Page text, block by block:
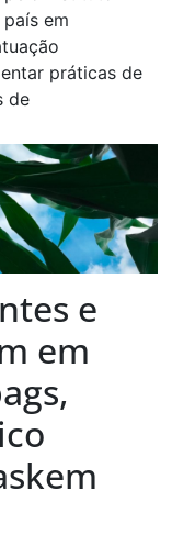
em
práticas de
de
e
em